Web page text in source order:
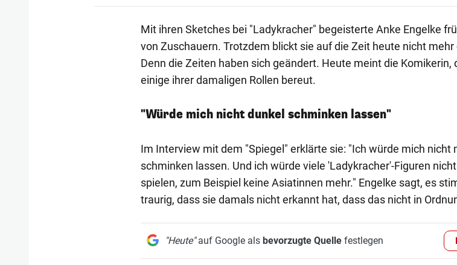
Mit ihren Sketches bei "Ladykracher" begeisterte Anke Engelke
von Zuschauern. Trotzdem blickt sie auf die Zeit heute nicht mehr
Denn die Zeiten haben sich geändert. Heute meint die Komikerin,
einige ihrer damaligen Rollen bereut.
"Würde mich nicht dunkel schminken lassen"
Im Interview mit dem "Spiegel" erklärte sie: "Ich würde mich nicht
schminken lassen. Und ich würde viele 'Ladykracher'-Figuren
spielen, zum Beispiel keine Asiatinnen mehr." Engelke sagt, es
traurig, dass sie damals nicht erkannt hat, dass das nicht in
"Heute"auf Google als bevorzugte Quellefestlegen